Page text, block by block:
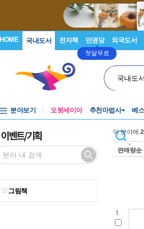
HOME 국내도서 전자책 만권당
첫달무료
외국도서
국내도
분야보기 오뒷세이아 추천마법사 베
이벤트/기획
그림책
이 분야에
판매량순
1.